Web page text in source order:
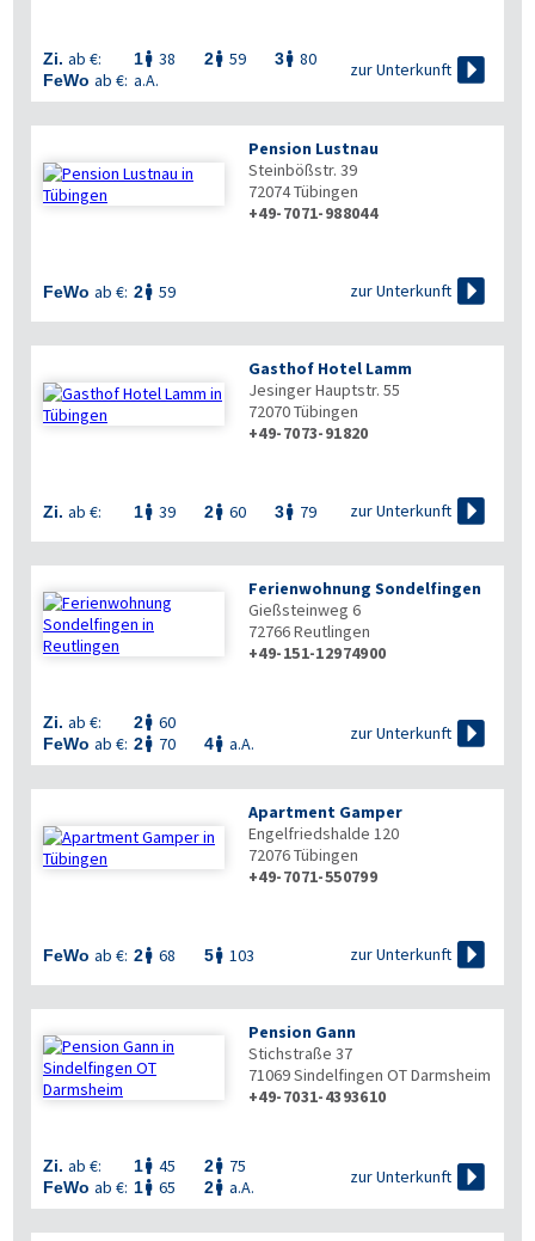
Zi. ab €: 1 38 2 59 3 80
FeWo ab €: a.A.
zur Unterkunft 
Pension Lustnau
Steinbößstr. 39
72074Tübingen
+49-7071-988044
FeWo ab €: 2 59 zur Unterkunft 
Gasthof Hotel Lamm
Jesinger Hauptstr. 55
72070Tübingen
+49-7073-91820
Zi. ab €: 1 39 2 60 3 79 zur Unterkunft 
Ferienwohnung Sondelfingen
Gießsteinweg 6
72766Reutlingen
+49-151-12974900
Zi. ab €: 2 60
FeWo ab €: 2 70 4 a.A.
zur Unterkunft 
Apartment Gamper
Engelfriedshalde 120
72076Tübingen
+49-7071-550799
FeWo ab €: 2 68 5 103 zur Unterkunft 
Pension Gann
Stichstraße 37
71069Sindelfingen OT Darmsheim
+49-7031-4393610
Zi. ab €: 1 45 2 75
FeWo ab €: 1 65 2 a.A.
zur Unterkunft 